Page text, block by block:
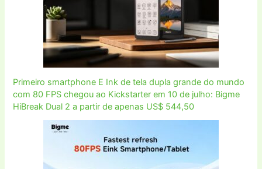
Primeiro smartphone E Ink de tela dupla grande do mundo
com 80 FPS chegou ao Kickstarter em 10 de julho: Bigme
HiBreak Dual 2 a partir de apenas US$ 544,50